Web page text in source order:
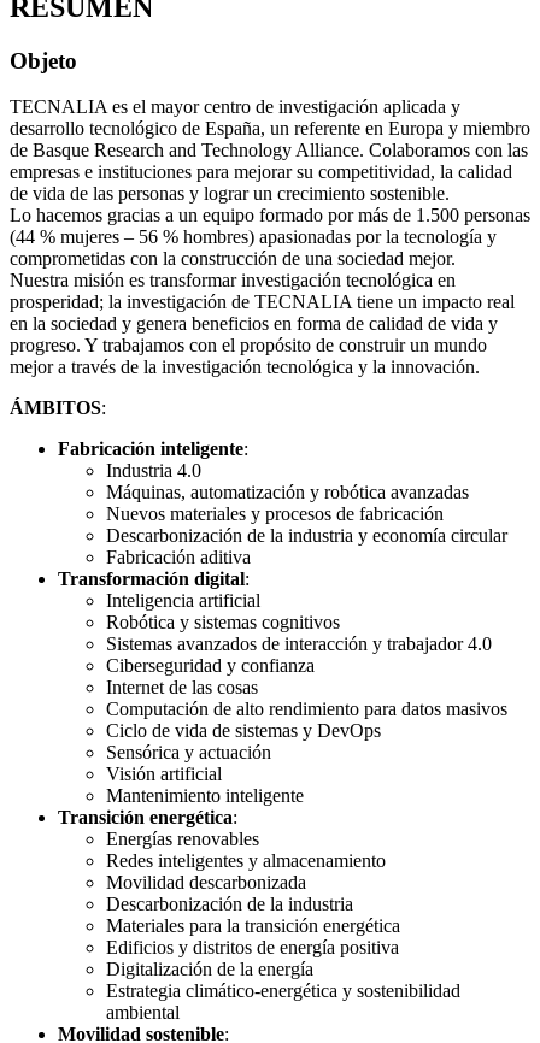
RESUMEN
Objeto
TECNALIA es el mayor centro de investigación aplicada y
desarrollo tecnológico de España, un referente en Europa y miembro
de Basque Research and Technology Alliance. Colaboramos con las
empresas e instituciones para mejorar su competitividad, la calidad
de vida de las personas y lograr un crecimiento sostenible.
Lo hacemos gracias a un equipo formado por más de 1.500 personas
(44 % mujeres – 56 % hombres) apasionadas por la tecnología y
comprometidas con la construcción de una sociedad mejor.
Nuestra misión es transformar investigación tecnológica en
prosperidad; la investigación de TECNALIA tiene un impacto real
en la sociedad y genera beneficios en forma de calidad de vida y
progreso. Y trabajamos con el propósito de construir un mundo
mejor a través de la investigación tecnológica y la innovación.
ÁMBITOS:
Fabricación inteligente:
Industria 4.0
Máquinas, automatización y robótica avanzadas
Nuevos materiales y procesos de fabricación
Descarbonización de la industria y economía circular
Fabricación aditiva
Transformación digital:
Inteligencia artificial
Robótica y sistemas cognitivos
Sistemas avanzados de interacción y trabajador 4.0
Ciberseguridad y confianza
Internet de las cosas
Computación de alto rendimiento para datos masivos
Ciclo de vida de sistemas y DevOps
Sensórica y actuación
Visión artificial
Mantenimiento inteligente
Transición energética:
Energías renovables
Redes inteligentes y almacenamiento
Movilidad descarbonizada
Descarbonización de la industria
Materiales para la transición energética
Edificios y distritos de energía positiva
Digitalización de la energía
Estrategia climático-energética y sostenibilidad
ambiental
Movilidad sostenible: